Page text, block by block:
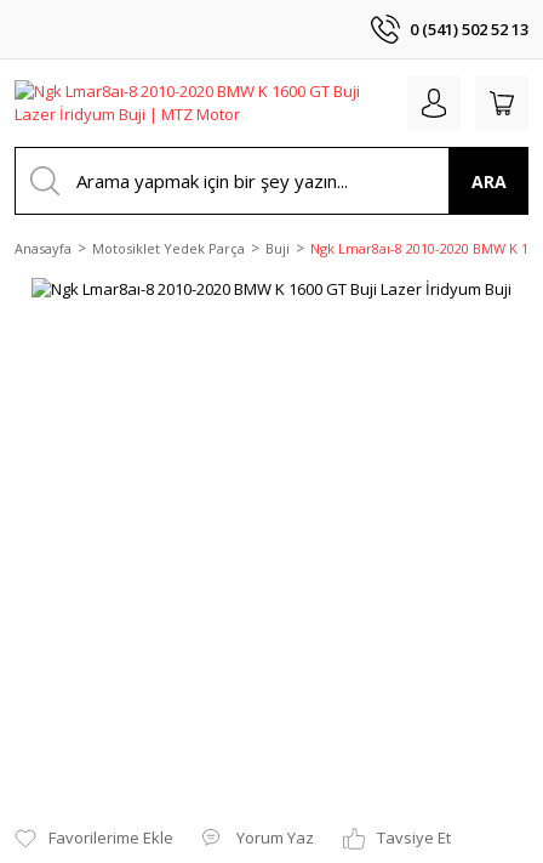
0 (541) 502 52 13
ARA
Anasayfa Motosiklet Yedek Parça Buji Ngk Lmar8aı-8 2010-2020 BMW K
Yorum Yaz
Tavsiye Et